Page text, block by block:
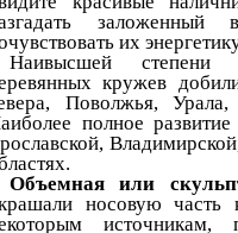
их
Наивысшей степени
кружев
Поволжья,
полное
Объемная или
носовую часть
источникам,